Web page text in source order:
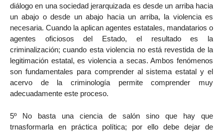
diálogo en una sociedad jerarquizada es desde un arriba hacia
un abajo o desde un abajo hacia un arriba, la violencia es
necesaria. Cuando la aplican agentes estatales, mandatarios o
agentes oficiosos del Estado, el resultado es la
criminalización; cuando esta violencia no está revestida de la
legitimación estatal, es violencia a secas. Ambos fenómenos
son fundamentales para comprender al sistema estatal y el
acervo de la criminología permite comprender muy
adecuadamente este proceso.
5º No basta una ciencia de salón sino que hay que
trnasformarla en práctica política; por ello debe dejar de